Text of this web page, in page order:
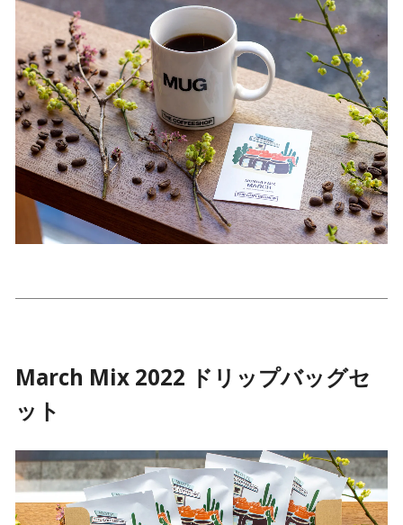
March Mix 2022 ドリップバッグセ
ット